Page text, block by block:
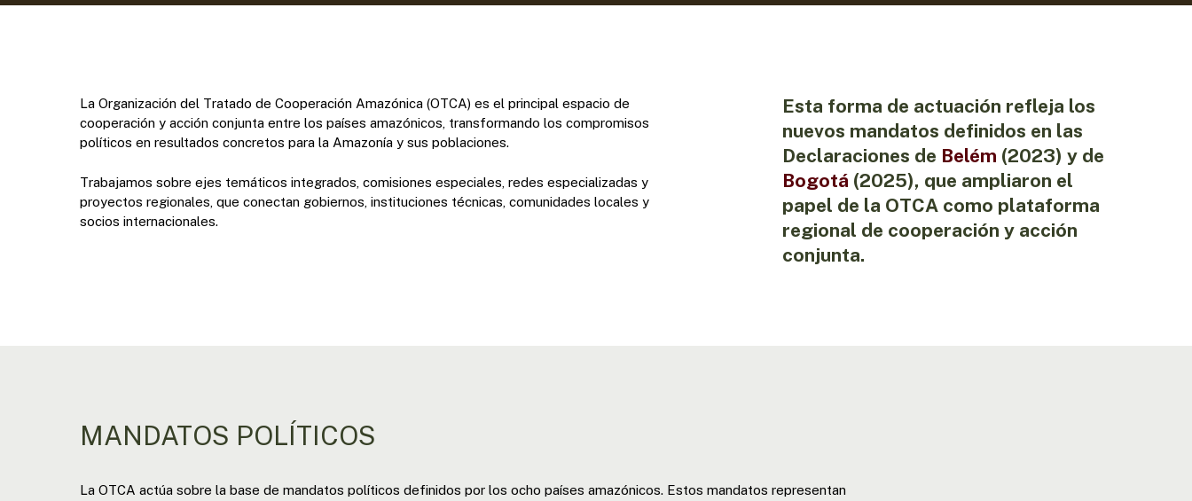
La Organización del Tratado de Cooperación Amazónica (OTCA) es el principal espacio de
cooperación y acción conjunta entre los países amazónicos, transformando los compromisos
políticos en resultados concretos para la Amazonía y sus poblaciones.
Trabajamos sobre ejes temáticos integrados, comisiones especiales, redes especializadas y
proyectos regionales, que conectan gobiernos, instituciones técnicas, comunidades locales y
socios internacionales.
Esta forma de actuación refleja los
nuevos mandatos definidos en las
Declaraciones de Belém (2023) y de
Bogotá (2025), que ampliaron el
papel de la OTCA como plataforma
regional de cooperación y acción
conjunta.
MANDATOS POLÍTICOS
La OTCA actúa sobre la base de mandatos políticos definidos por los ocho países amazónicos. Estos mandatos representan